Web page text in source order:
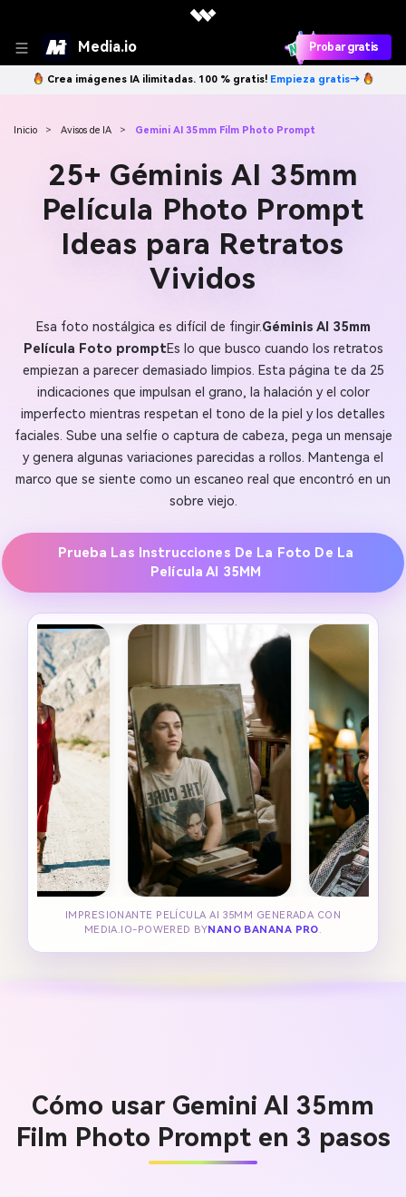
Media.io Probar gratis
Crea imágenes IA ilimitadas. 100 % gratis! Empieza gratis→
Inicio > Avisos de IA > Gemini AI 35mm Film Photo Prompt
25+ Géminis AI 35mm
Película Photo Prompt
Ideas para Retratos
Vividos
Esa foto nostálgica es difícil de fingir.Géminis AI 35mm
Película Foto promptEs lo que busco cuando los retratos
empiezan a parecer demasiado limpios. Esta página te da 25
indicaciones que impulsan el grano, la halación y el color
imperfecto mientras respetan el tono de la piel y los detalles
faciales. Sube una selfie o captura de cabeza, pega un mensaje
y genera algunas variaciones parecidas a rollos. Mantenga el
marco que se siente como un escaneo real que encontró en un
sobre viejo.
Prueba Las Instrucciones De La Foto De La
Película AI 35MM
IMPRESIONANTE PELÍCULA AI 35MM GENERADA CON
MEDIA.IO-POWERED BYNANO BANANA PRO.
Cómo usar Gemini AI 35mm
Film Photo Prompt en 3 pasos